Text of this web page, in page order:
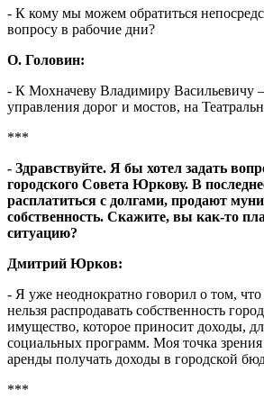
- К кому мы можем обратиться
вопросу в рабочие дни?
О. Головин:
- К Мохначеву Владимиру Васильевичу
управления дорог и мостов, на
***
- Здравствуйте. Я бы хотел задать
городского Совета Юркову. В
расплатиться с долгами, продают
собственность. Скажите, вы как-то
ситуацию?
Дмитрий Юрков:
- Я уже неоднократно говорил о том,
нельзя распродавать собственность
имущество, которое приносит доходы,
социальных программ. Моя точка зрения
аренды получать доходы в городской
***